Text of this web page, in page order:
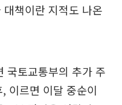
책이란 지적도 나온
국토교통부의 추가 주
이르면 이달 중순이